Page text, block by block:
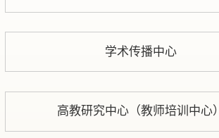
学术传播中心
高教研究中心（教师培训中心）